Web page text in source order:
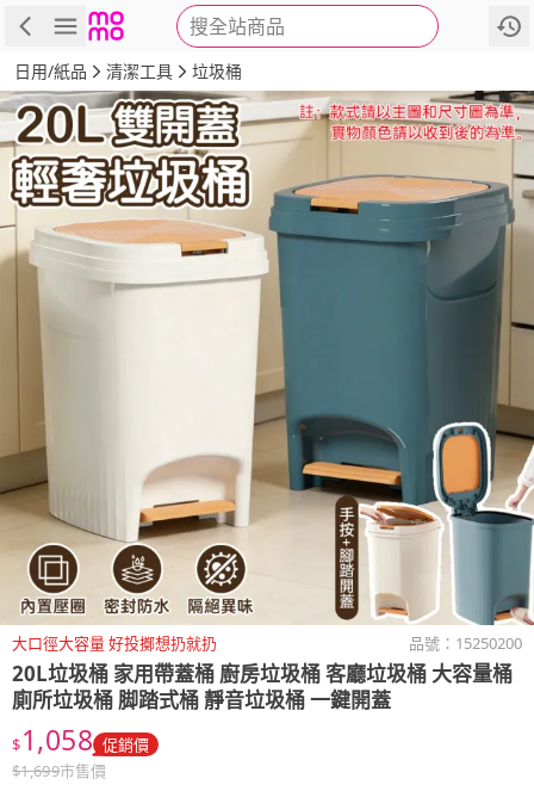
搜全站商品
商品 評價 詳情
日用/紙品 清潔工具 垃圾桶
大口徑大容量 好投擲想扔就扔 品號： 15250200
20L垃圾桶 家用帶蓋桶 廚房垃圾桶 客廳垃圾桶 大容量桶
廁所垃圾桶 脚踏式桶 靜音垃圾桶 一鍵開蓋
$1,058 促銷價
$1,699市售價